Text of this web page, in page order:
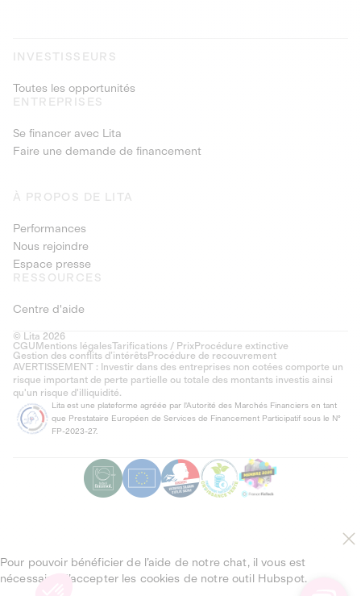
INVESTISSEURS
Toutes les opportunités
ENTREPRISES
Se financer avec Lita
Faire une demande de financement
À PROPOS DE LITA
Performances
Nous rejoindre
Espace presse
RESSOURCES
Centre d'aide
© Lita 2026
CGU Mentions légalesTarifications / PrixProcédure extinctive
Gestion des conflits d’intérêtsProcédure de recouvrement
AVERTISSEMENT : Investir dans des entreprises non cotées comporte un
risque important de perte partielle ou totale des montants investis ainsi
qu'un risque d'illiquidité.
Lita est une plateforme agréée par l'Autorité des Marchés Financiers en tant
que Prestataire Européen de Services de Financement Participatif sous le N°
FP-2023-27.
Pour pouvoir bénéficier de l’aide de notre chat, il vous est
nécessaire d’accepter les cookies de notre outil Hubspot.